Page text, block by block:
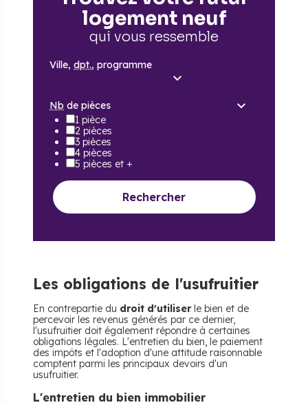
logement neuf
qui vous ressemble
Ville, dpt., programme
Nb de pièces
1 pièce
2 pièces
3 pièces
4 pièces
5 pièces et +
Rechercher
Les obligations de l'usufruitier
En contrepartie du droit d'utiliserle bien et de
percevoir les revenus générés par ce dernier,
l'usufruitier doit également répondre à certaines
obligations légales. L'entretien du bien, le paiement
des impôts et l'adoption d'une attitude raisonnable
comptent parmi les principaux devoirs d'un
usufruitier.
L'entretien du bien immobilier